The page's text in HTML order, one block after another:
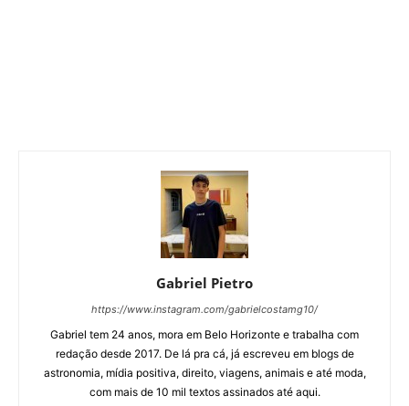
Gabriel Pietro
https://www.instagram.com/gabrielcostamg10/
Gabriel tem 24 anos, mora em Belo Horizonte e trabalha com
redação desde 2017. De lá pra cá, já escreveu em blogs de
astronomia, mídia positiva, direito, viagens, animais e até moda,
com mais de 10 mil textos assinados até aqui.